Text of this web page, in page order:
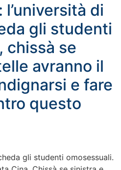
di
gli studenti
chissà se
avranno il
e fare
questo
gli studenti omosessuali.